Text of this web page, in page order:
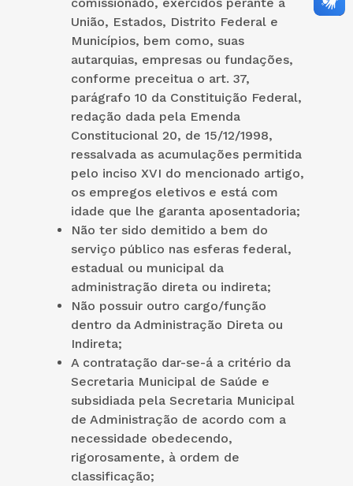
União, Estados, Distrito Federal e
Municípios, bem como, suas
autarquias, empresas ou fundações,
conforme preceitua o art. 37,
parágrafo 10 da Constituição Federal,
redação dada pela Emenda
Constitucional 20, de 15/12/1998,
ressalvada as acumulações permitida
pelo inciso XVI do mencionado artigo,
os empregos eletivos e está com
idade que lhe garanta aposentadoria;
Não ter sido demitido a bem do
serviço público nas esferas federal,
estadual ou municipal da
administração direta ou indireta;
Não possuir outro cargo/função
dentro da Administração Direta ou
Indireta;
A contratação dar-se-á a critério da
Secretaria Municipal de Saúde e
subsidiada pela Secretaria Municipal
de Administração de acordo com a
necessidade obedecendo,
rigorosamente, à ordem de
classificação;